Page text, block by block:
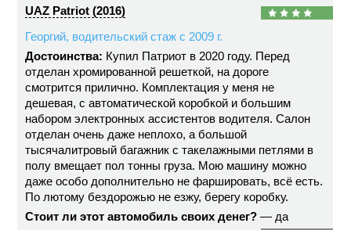
UAZ Patriot (2016)
Георгий, водительский стаж с 2009 г.
Достоинства: Купил Патриот в 2020 году. Перед
отделан хромированной решеткой, на дороге
смотрится прилично. Комплектация у меня не
дешевая, с автоматической коробкой и большим
набором электронных ассистентов водителя. Салон
отделан очень даже неплохо, а большой
тысячалитровый багажник с такелажными петлями в
полу вмещает пол тонны груза. Мою машину можно
даже особо дополнительно не фаршировать, всё есть.
По лютому бездорожью не езжу, берегу коробку.
Стоит ли этот автомобиль своих денег? — да